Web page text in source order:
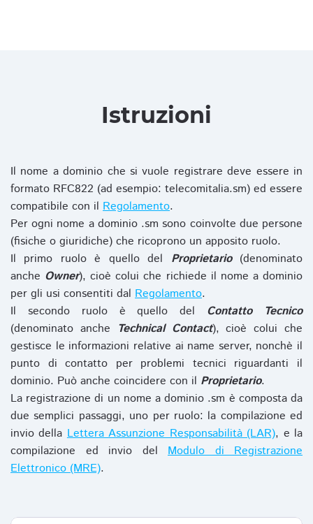
Istruzioni
Il nome a dominio che si vuole registrare deve essere in
formato RFC822 (ad esempio: telecomitalia.sm) ed essere
compatibile con il Regolamento.
Per ogni nome a dominio .sm sono coinvolte due persone
(fisiche o giuridiche) che ricoprono un apposito ruolo.
Il primo ruolo è quello del Proprietario(denominato
anche Owner), cioè colui che richiede il nome a dominio
per gli usi consentiti dal Regolamento.
Il secondo ruolo è quello del Contatto Tecnico
(denominato anche Technical Contact), cioè colui che
gestisce le informazioni relative ai name server, nonchè il
punto di contatto per problemi tecnici riguardanti il
dominio. Può anche coincidere con il Proprietario.
La registrazione di un nome a dominio .sm è composta da
due semplici passaggi, uno per ruolo: la compilazione ed
invio dellaLettera Assunzione Responsabilità (LAR), e la
compilazione ed invio del Modulo di Registrazione
Elettronico (MRE).